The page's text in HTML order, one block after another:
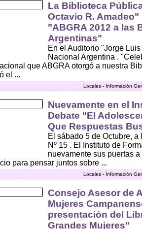
La Biblioteca
Octavio R.
"ABGRA 2012 a las
Argentinas"
En el Auditorio "Jorge
Nacional Argentina .
que ABGRA otorgó a nuestra
el ...
Locales - Información
Nuevamente en el
Debate "El
Que Respuestas
El sábado 5 de Octubre,
Nº 15 . El Instituto de
nuevamente sus puertas
para pensar juntos sobre ...
Locales - Información
Consejo Asesor de
Mujeres
presentación del
Grandes Mujeres"